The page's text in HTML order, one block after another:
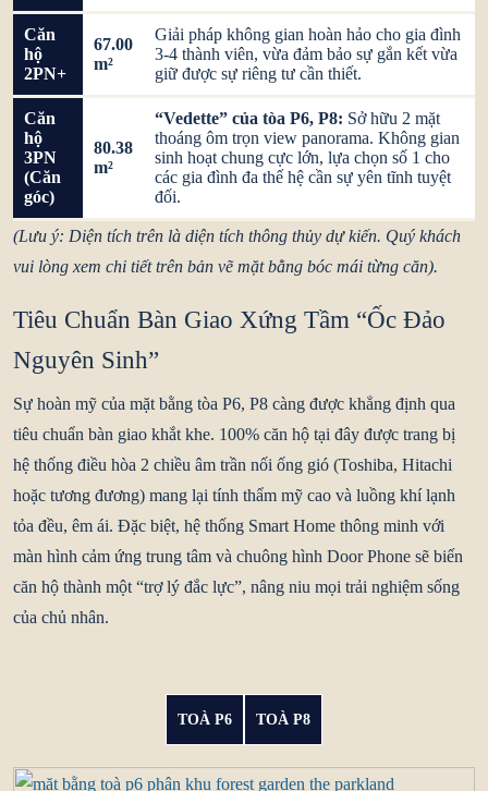
Căn
hộ
2PN+
67.00
m²
Giải pháp không gian hoàn hảo cho gia đình
3-4 thành viên, vừa đảm bảo sự gắn kết vừa
giữ được sự riêng tư cần thiết.
Căn
hộ
3PN
(Căn
góc)
80.38
m²
“Vedette” của tòa P6, P8: Sở hữu 2 mặt
thoáng ôm trọn view panorama. Không gian
sinh hoạt chung cực lớn, lựa chọn số 1 cho
các gia đình đa thế hệ cần sự yên tĩnh tuyệt
đối.
(Lưu ý: Diện tích trên là diện tích thông thủy dự kiến. Quý khách
vui lòng xem chi tiết trên bản vẽ mặt bằng bóc mái từng căn).
Tiêu Chuẩn Bàn Giao Xứng Tầm “Ốc Đảo
Nguyên Sinh”
Sự hoàn mỹ của mặt bằng tòa P6, P8 càng được khẳng định qua
tiêu chuẩn bàn giao khắt khe. 100% căn hộ tại đây được trang bị
hệ thống điều hòa 2 chiều âm trần nối ống gió (Toshiba, Hitachi
hoặc tương đương) mang lại tính thẩm mỹ cao và luồng khí lạnh
tỏa đều, êm ái. Đặc biệt, hệ thống Smart Home thông minh với
màn hình cảm ứng trung tâm và chuông hình Door Phone sẽ biến
căn hộ thành một “trợ lý đắc lực”, nâng niu mọi trải nghiệm sống
của chủ nhân.
TOÀ P6 TOÀ P8